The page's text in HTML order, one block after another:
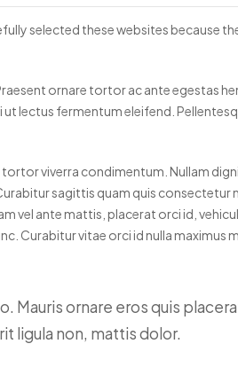
selected these websites because
ornare tortor ac ante egestas
ut lectus fermentum eleifend.
tortor viverra condimentum. Nullam
sagittis quam quis consectetur
vel ante mattis, placerat orci id,
Curabitur vitae orci id nulla maximus
Mauris ornare eros quis
ligula non, mattis dolor.